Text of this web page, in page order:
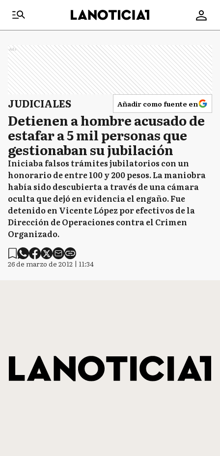
Ads
JUDICIALES Añadir como fuente en
Detienen a hombre acusado de
estafar a 5 mil personas que
gestionaban su jubilación
Iniciaba falsos trámites jubilatorios con un
honorario de entre 100 y 200 pesos. La maniobra
había sido descubierta a través de una cámara
oculta que dejó en evidencia el engaño. Fue
detenido en Vicente López por efectivos de la
Dirección de Operaciones contra el Crimen
Organizado.
26 de marzo de 2012 | 11:34